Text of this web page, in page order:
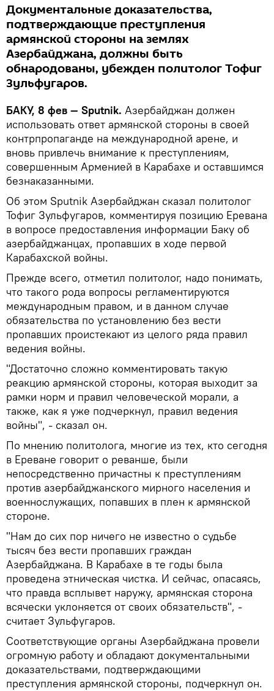
Документальные доказательства,
подтверждающие преступления
армянской стороны на землях
Азербайджана, должны быть
обнародованы, убежден политолог Тофиг
Зульфугаров.
БАКУ, 8 фев — Sputnik. Азербайджан должен
использовать ответ армянской стороны в своей
контрпропаганде на международной арене, и
вновь привлечь внимание к преступлениям,
совершенным Арменией в Карабахе и оставшимся
безнаказанными.
Об этом Sputnik Азербайджан сказал политолог
Тофиг Зульфугаров, комментируя позицию Еревана
в вопросе предоставления информации Баку об
азербайджанцах, пропавших в ходе первой
Карабахской войны.
Прежде всего, отметил политолог, надо понимать,
что такого рода вопросы регламентируются
международным правом, и в данном случае
обязательства по установлению без вести
пропавших проистекают из целого ряда правил
ведения войны.
"Достаточно сложно комментировать такую
реакцию армянской стороны, которая выходит за
рамки норм и правил человеческой морали, а
также, как я уже подчеркнул, правил ведения
войны", - сказал он.
По мнению политолога, многие из тех, кто сегодня
в Ереване говорит о реванше, были
непосредственно причастны к преступлениям
против азербайджанского мирного населения и
военнослужащих, попавших в плен к армянской
стороне.
"Нам до сих пор ничего не известно о судьбе
тысяч без вести пропавших граждан
Азербайджана. В Карабахе в те годы была
проведена этническая чистка. И сейчас, опасаясь,
что правда всплывет наружу, армянская сторона
всячески уклоняется от своих обязательств", -
считает Зульфугаров.
Соответствующие органы Азербайджана провели
огромную работу и обладают документальными
доказательствами, подтверждающими
преступления армянской стороны, подчеркнул он.